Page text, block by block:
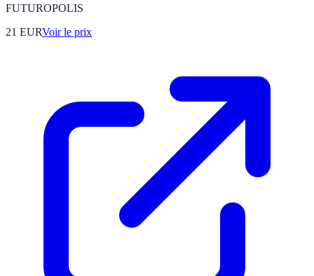
FUTUROPOLIS
21 EURVoir le prix